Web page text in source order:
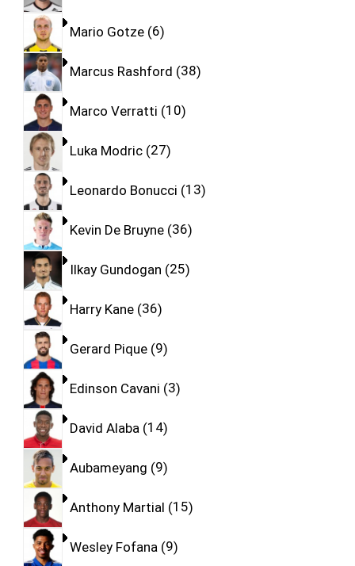
Mario Gotze 6
Marcus Rashford 38
Marco Verratti 10
Luka Modric 27
Leonardo Bonucci 13
Kevin De Bruyne 36
Ilkay Gundogan 25
Harry Kane 36
Gerard Pique 9
Edinson Cavani 3
David Alaba 14
Aubameyang 9
Anthony Martial 15
Wesley Fofana 9